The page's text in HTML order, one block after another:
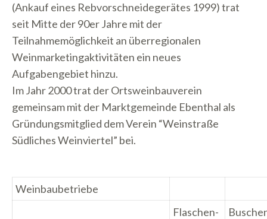
(Ankauf eines Rebvorschneidegerätes 1999) trat
seit Mitte der 90er Jahre mit der
Teilnahmemöglichkeit an überregionalen
Weinmarketingaktivitäten ein neues
Aufgabengebiet hinzu.
Im Jahr 2000 trat der Ortsweinbauverein
gemeinsam mit der Marktgemeinde Ebenthal als
Gründungsmitglied dem Verein “Weinstraße
Südliches Weinviertel” bei.
Weinbaubetriebe
Flaschen-